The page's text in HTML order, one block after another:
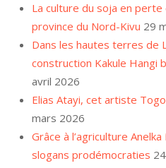
La culture du soja en
province du Nord-Kivu 29
Dans les hautes terres de
construction Kakule Hangi
avril 2026
Elias Atayi, cet artiste
mars 2026
Grâce à l’agriculture
slogans prodémocraties